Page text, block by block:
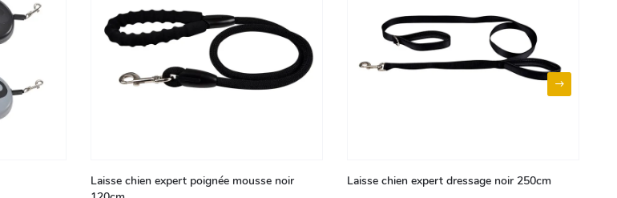
Laisse chien expert poignée mousse noir
Laisse chien expert dressage noir 250cm